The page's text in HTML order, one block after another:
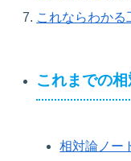
これならわかる
これまでの
相対論ノー